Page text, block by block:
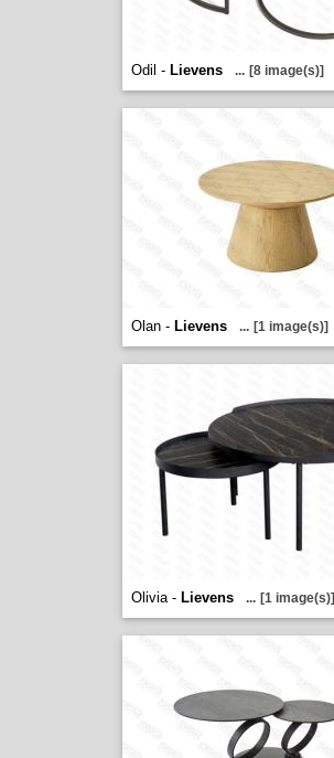
Odil - Lievens ... [8 image(s)]
Olan - Lievens ... [1 image(s)]
Olivia - Lievens ... [1 image(s)]